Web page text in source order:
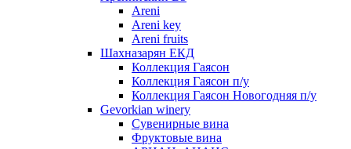
Areni
Areni key
Areni fruits
Шахназарян ЕКД
Коллекция Гаясон
Коллекция Гаясон п/у
Коллекция Гаясон Новогодняя п/у
Gevorkian winery
Сувенирные вина
Фруктовые вина